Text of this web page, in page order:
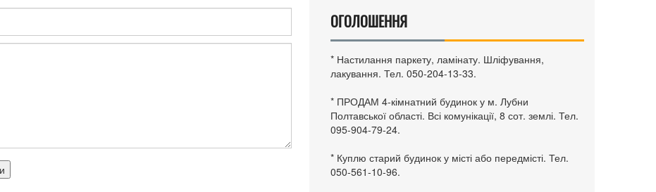
ОГОЛОШЕННЯ
* Настилання паркету, ламінату. Шліфування,
лакування. Тел. 050-204-13-33.
* ПРОДАМ 4-кімнатний будинок у м. Лубни
Полтавської області. Всі комунікації, 8 сот. землі. Тел.
095-904-79-24.
* Куплю старий будинок у місті або передмісті. Тел.
050-561-10-96.